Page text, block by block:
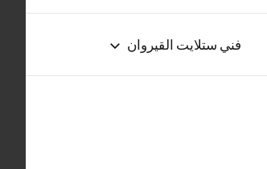
فني ستلايت القيروان